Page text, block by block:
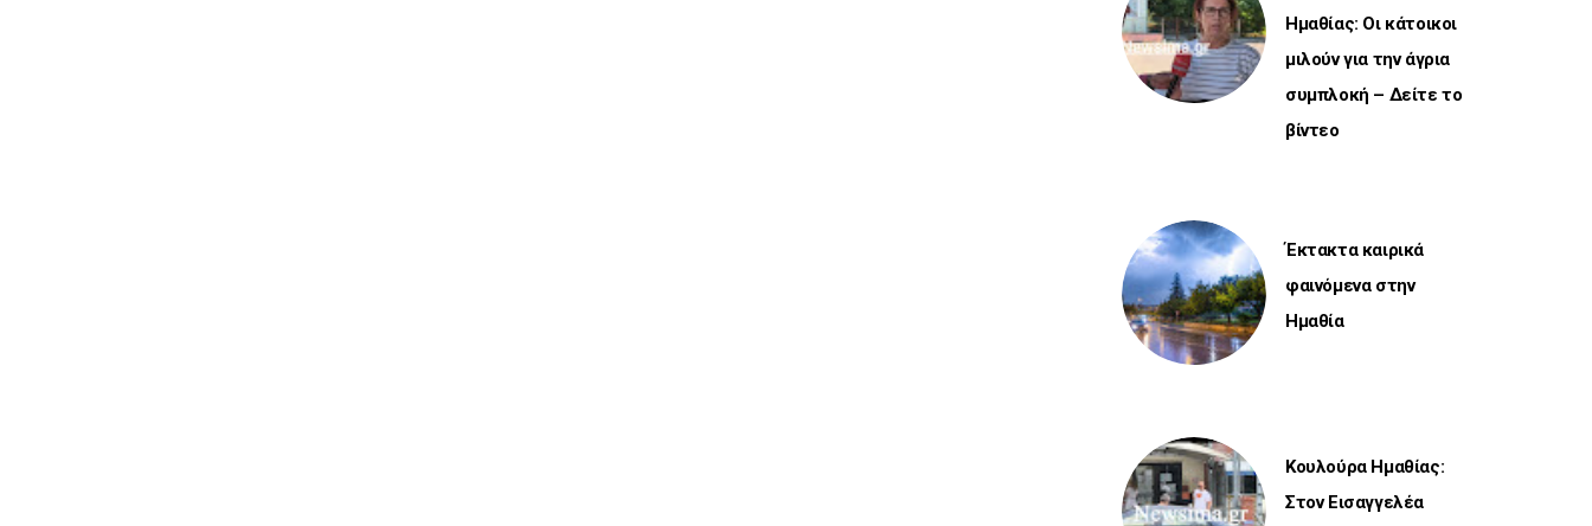
Ημαθίας: Οι κάτοικοι
μιλούν για την άγρια
συμπλοκή – Δείτε το
βίντεο
Έκτακτα καιρικά
φαινόμενα στην
Ημαθία
Κουλούρα Ημαθίας:
Στον Εισαγγελέα